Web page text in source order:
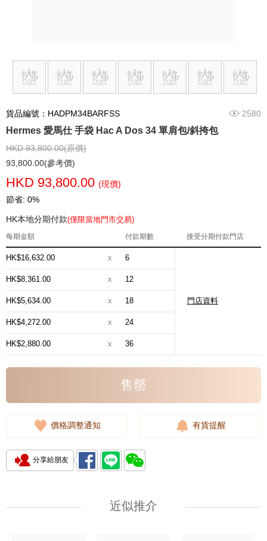
貨品編號：HADPM34BARFSS 2580
Hermes 愛馬仕 手袋 Hac A Dos 34 單肩包/斜挎包
HKD 93,800.00(原價)
93,800.00(參考價)
HKD 93,800.00 (現價)
節省: 0%
HK本地分期付款(僅限當地門市交易)
每期金額 付款期數 接受分期付款門店
HK$16,632.00 x 6
門店資料
HK$8,361.00 x 12
HK$5,634.00 x 18
HK$4,272.00 x 24
HK$2,880.00 x 36
售罄
價格調整通知 有貨提醒
分享給朋友
近似推介